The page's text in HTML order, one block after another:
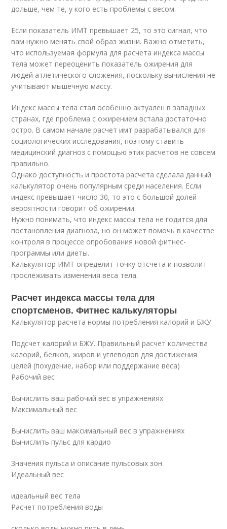
дольше, чем те, у кого есть проблемы с весом.
Если показатель ИМТ превышает 25, то это сигнал, что
вам нужно менять свой образ жизни. Важно отметить,
что используемая формула для расчета индекса массы
тела может переоценить показатель ожирения для
людей атлетического сложения, поскольку вычисления не
учитывают мышечную массу.
Индекс массы тела стал особенно актуален в западных
странах, где проблема с ожирением встала достаточно
остро. В самом начале расчет имт разрабатывался для
социологических исследования, поэтому ставить
медицинский диагноз с помощью этих расчетов не совсем
правильно.
Однако доступность и простота расчета сделала данный
калькулятор очень популярным среди населения. Если
индекс превышает число 30, то это с большой долей
вероятности говорит об ожирении.
Нужно понимать, что индекс массы тела не годится для
постановления диагноза, но он может помочь в качестве
контроля в процессе опробования новой фитнес-
программы или диеты.
Калькулятор ИМТ определит точку отсчета и позволит
прослеживать изменения веса тела.
Расчет индекса массы тела для
спортсменов. Фитнес калькуляторы
Калькулятор расчета нормы потребления калорий и БЖУ
Подсчет калорий и БЖУ. Правильный расчет количества
калорий, белков, жиров и углеводов для достижения
целей (похудение, набор или поддержание веса)
Рабочий вес
Вычислить ваш рабочий вес в упражнениях
Максимальный вес
Вычислить ваш максимальный вес в упражнениях
Вычислить пульс для кардио
Значения пульса и описание пульсовых зон
Идеальный вес
идеальный вес тела
Расчет потребления воды